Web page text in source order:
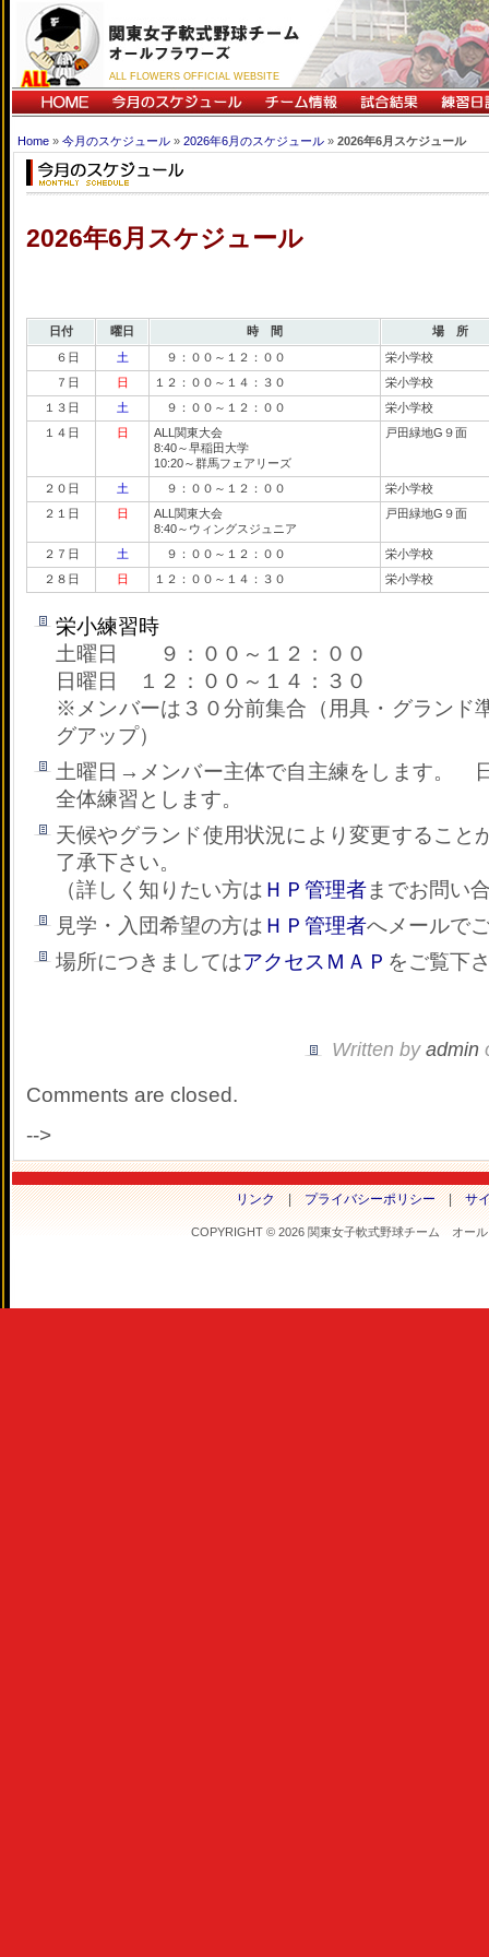
ALL FLOWERS OFFICIAL WEBSITE
Home » 今月のスケジュール » 2026年6月のスケジュール » 2026年6月スケジュール
2026年6月スケジュール
日付 曜日 時 間
場 所
６日
土 ９：００～１２：００
栄小学校
７日
日 １２：００～１４：３０
栄小学校
１３日
土 ９：００～１２：００
栄小学校
１４日
日
ALL関東大会
8:40～早稲田大学
10:20～群馬フェアリーズ
戸田緑地G９面
２０日 土 ９：００～１２：００
栄小学校
２１日
日
ALL関東大会
8:40～ウィングスジュニア
戸田緑地G９面
２７日 土 ９：００～１２：００
栄小学校
２８日
日 １２：００～１４：３０ 栄小学校
栄小練習時
土曜日 ９：００～１２：００
日曜日 １２：００～１４：３０
※メンバーは３０分前集合（用具・グランド
グアップ）
土曜日→メンバー主体で自主練をします。
全体練習とします。
天候やグランド使用状況により変更すること
了承下さい。
（詳しく知りたい方は ＨＰ管理者までお問い
見学・入団希望の方は ＨＰ管理者へメールで
場所につきましてはアクセスＭＡＰ をご覧下
Written byadmin
Comments are closed.
-->
リンク|プライバシーポリシー|サ
COPYRIGHT © 2026 関東女子軟式野球チーム オー